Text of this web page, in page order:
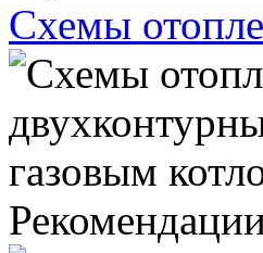
Схемы